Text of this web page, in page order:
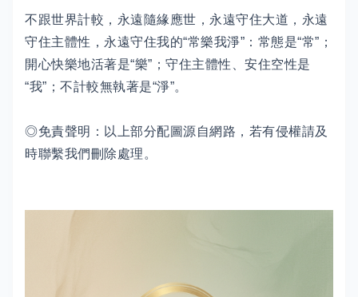
不跟世界計較，永遠隨緣應世，永遠守住大道，永遠
守住主體性，永遠守住我的“常樂我淨”：常態是“常”；
開心快樂地活著是“樂”；守住主體性、安住空性是
“我”；不計較無執著是“淨”。
◎免責聲明：以上部分配圖源自網路，若有侵權請及
時聯繫我們刪除處理。